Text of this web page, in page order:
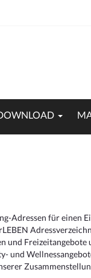
Adressen für einen
Freizeitangebote
und